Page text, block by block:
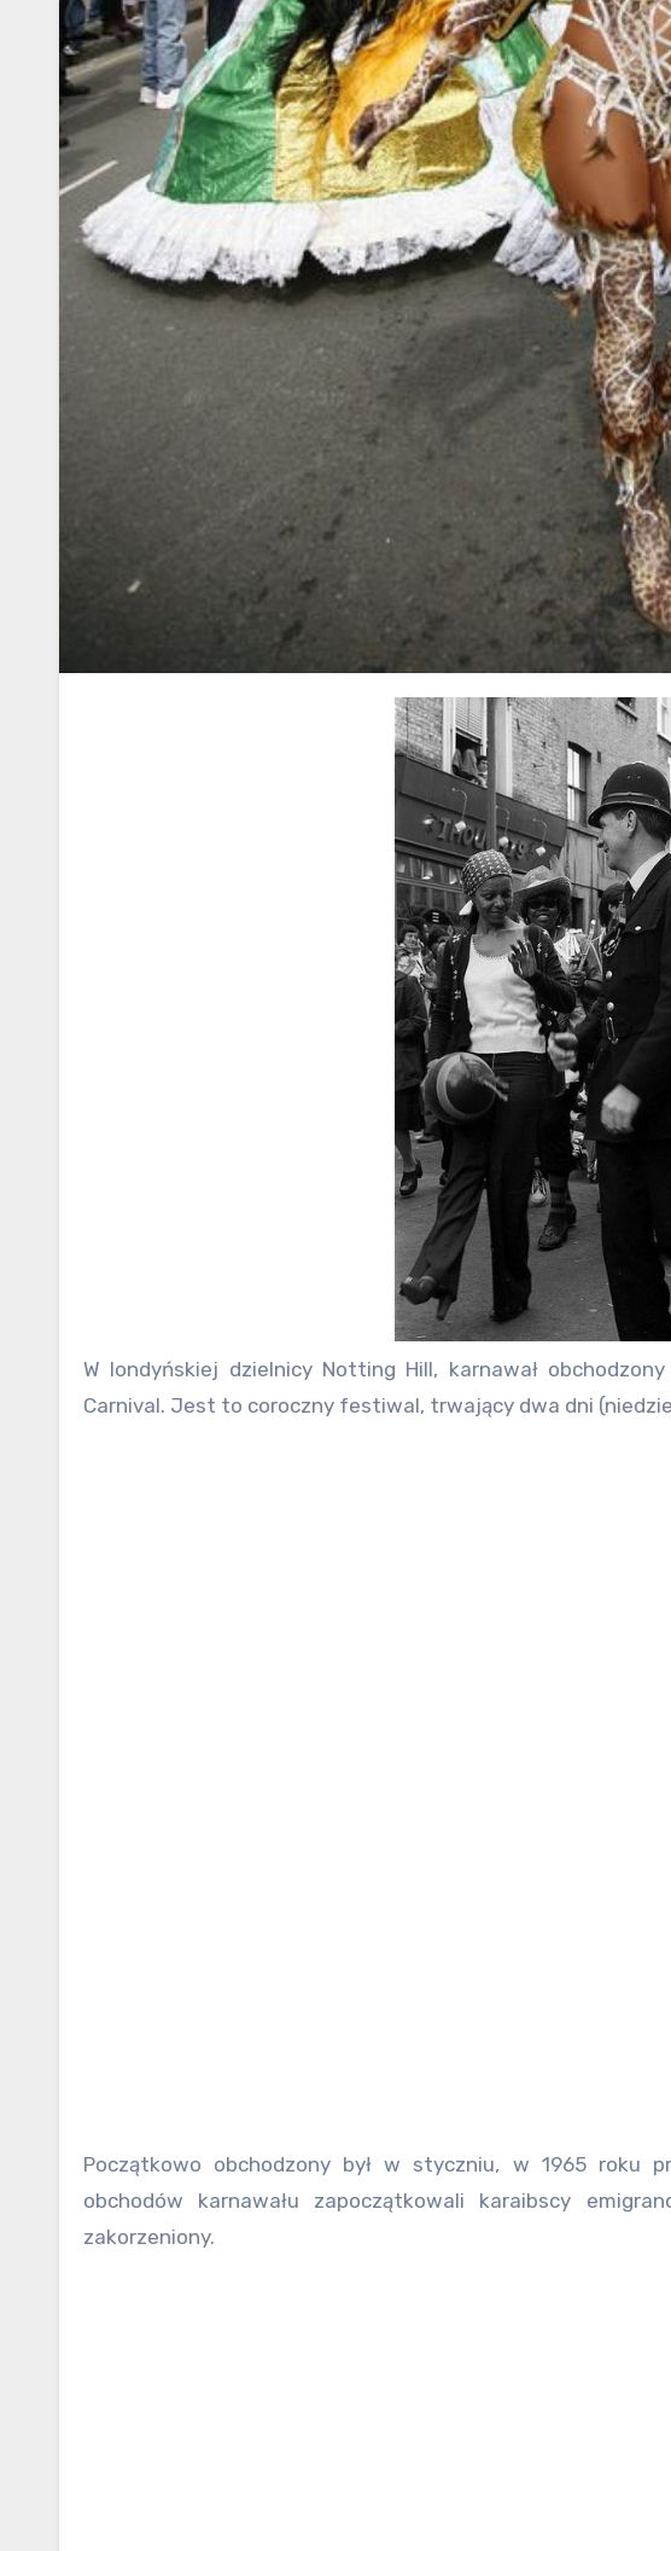
W londyńskiej dzielnicy Notting Hill, karnawał obchodzony jest w sierpniu. Święto nosi nazwę Notting Hill
Carnival. Jest to coroczny festiwal, trwający dwa dni
Początkowo obchodzony był w styczniu, w 1965 roku
obchodów karnawału zapoczątkowali karaibscy
zakorzeniony.